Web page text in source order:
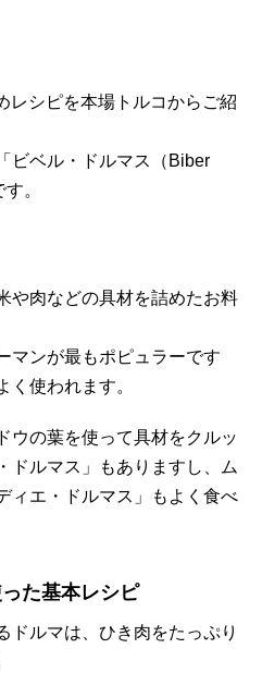
レシピを本場トルコからご紹
ビベル・ドルマス（Biber
。
や肉などの具材を詰めたお料
マンが最もポピュラーです
く使われます。
ウの葉を使って具材をクルッ
ドルマス」もありますし、ム
ィエ・ドルマス」もよく食べ
た基本レシピ
ドルマは、ひき肉をたっぷり